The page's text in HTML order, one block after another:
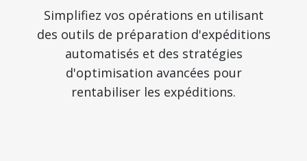
Simplifiez vos opérations en utilisant
des outils de préparation d'expéditions
automatisés et des stratégies
d'optimisation avancées pour
rentabiliser les expéditions.